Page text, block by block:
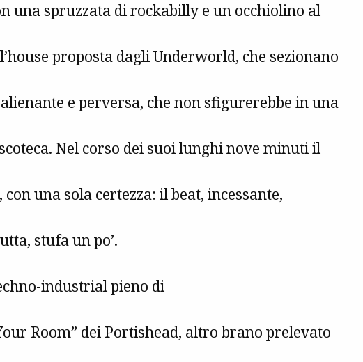
una spruzzata di rockabilly e un occhiolino al
proposta dagli Underworld, che sezionano
e perversa, che non sfigurerebbe in una
Nel corso dei suoi lunghi nove minuti il
con una sola certezza: il beat, incessante,
stufa un po’.
industrial pieno di
Room” dei Portishead, altro brano prelevato